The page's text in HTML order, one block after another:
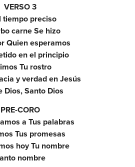
VERSO 3
tiempo preciso
carne Se hizo
Quien esperamos
en el principio
Tu rostro
y verdad en Jesús
Dios, Santo Dios
PRE-CORO
a Tus palabras
Tus promesas
hoy Tu nombre
nombre